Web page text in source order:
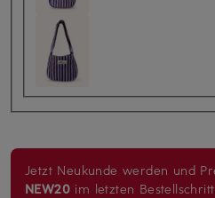
Jetzt Neukunde werden und
NEW20 im letzten